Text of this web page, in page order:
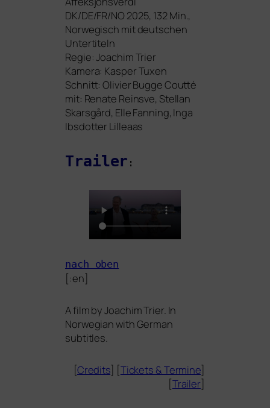
DK/DE/FR/NO 2025, 132 Min.,
Norwegisch mit deut­schen
Untertiteln
Regie: Joachim Trier
Kamera: Kasper Tuxen
Schnitt: Olivier Bugge Coutté
mit: Renate Reinsve, Stellan
Skarsgård, Elle Fanning, Inga
Ibsdotter Lilleaas
Trailer :
nach oben
[:en]
A film by Joachim Trier. In
Norwegian with German
subtitles.
[Credits] [Tickets &Termine]
[Trailer]